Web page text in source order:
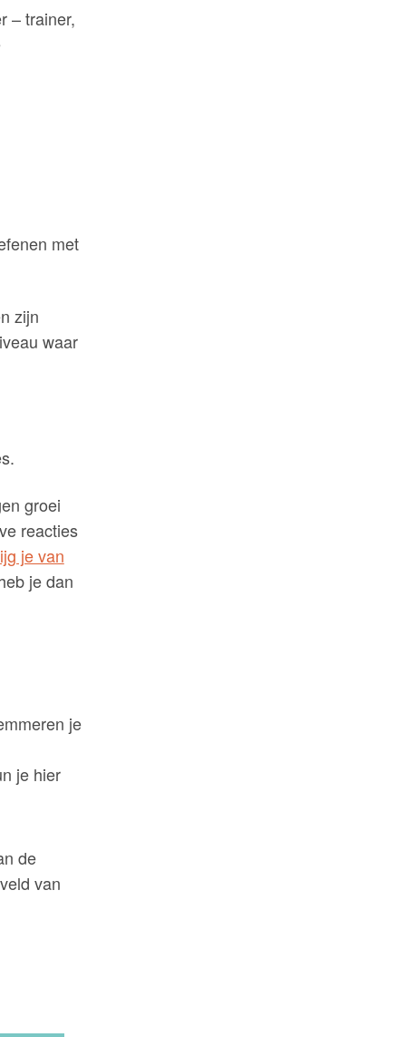
– trainer,
met
zijn
waar
groei
reacties
je van
je dan
je
je hier
de
van